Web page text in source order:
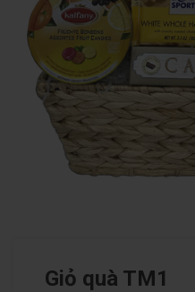
Giỏ quà TM1